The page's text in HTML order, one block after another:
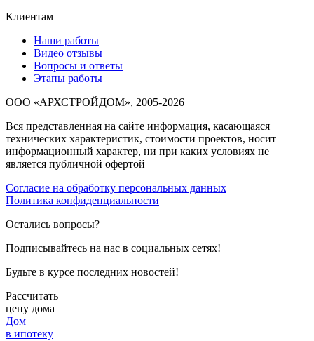
Клиентам
Наши работы
Видео отзывы
Вопросы и ответы
Этапы работы
ООО «АРХСТРОЙДОМ», 2005-2026
Вся представленная на сайте информация, касающаяся
технических характеристик, стоимости проектов, носит
информационный характер, ни при каких условиях не
является публичной офертой
Согласие на обработку персональных данных
Политика конфиденциальности
Остались вопросы?
Подписывайтесь на нас в социальных сетях!
Будьте в курсе последних новостей!
Рассчитать
цену дома
Дом
в ипотеку